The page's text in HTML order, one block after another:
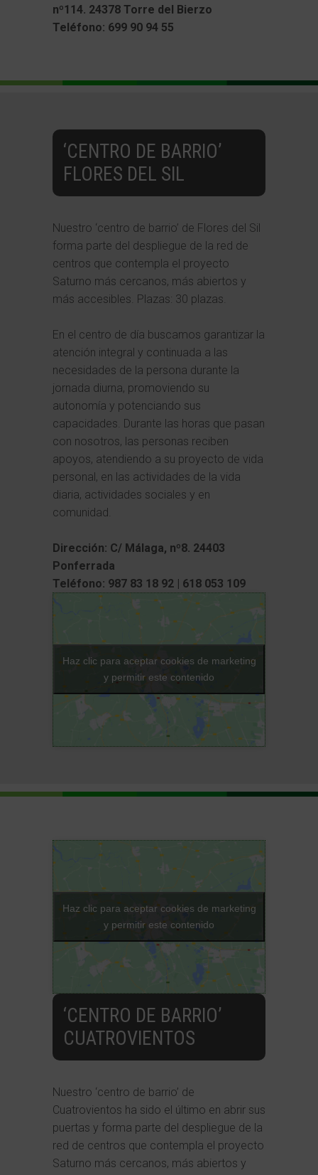
nº114. 24378 Torre del Bierzo
Teléfono: 699 90 94 55
‘CENTRO DE BARRIO’
FLORES DEL SIL
Nuestro ‘centro de barrio’ de Flores del Sil
forma parte del despliegue de la red de
centros que contempla el proyecto
Saturno más cercanos, más abiertos y
más accesibles. Plazas: 30 plazas.
En el centro de día buscamos garantizar la
atención integral y continuada a las
necesidades de la persona durante la
jornada diurna, promoviendo su
autonomía y potenciando sus
capacidades. Durante las horas que pasan
con nosotros, las personas reciben
apoyos, atendiendo a su proyecto de vida
personal, en las actividades de la vida
diaria, actividades sociales y en
comunidad.
Dirección: C/ Málaga, nº8. 24403
Ponferrada
Teléfono: 987 83 18 92 | 618 053 109
Haz clic para aceptar cookies de marketing
y permitir este contenido
Haz clic para aceptar cookies de marketing
y permitir este contenido
‘CENTRO DE BARRIO’
CUATROVIENTOS
Nuestro ‘centro de barrio’ de
Cuatrovientos ha sido el último en abrir sus
puertas y forma parte del despliegue de la
red de centros que contempla el proyecto
Saturno más cercanos, más abiertos y